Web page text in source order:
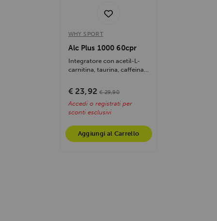
WHY SPORT
Alc Plus 1000 60cpr
Integratore con acetil-L-
carnitina, taurina, caffeina e
energia,...
€ 23,92 € 29,90
Accedi o registrati per
sconti esclusivi
Aggiungi al Carrello